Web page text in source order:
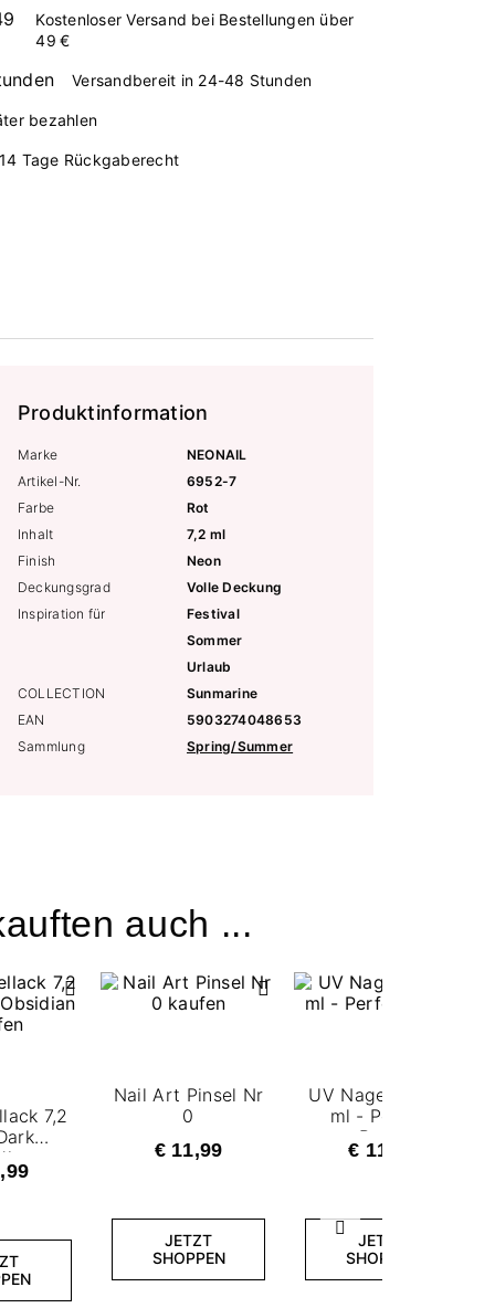
Kostenloser Versand bei Bestellungen über
49 €
Versandbereit in 24-48 Stunden
bezahlen
14 Tage Rückgaberecht
Produktinformation
Marke
NEONAIL
Artikel-Nr.
6952-7
Farbe
Rot
Inhalt
7,2 ml
Finish
Neon
Deckungsgrad
Volle Deckung
Inspiration für
Festival
Sommer
Urlaub
COLLECTION
Sunmarine
EAN
5903274048653
Sammlung
Spring/Summer
auch ...
Weiter
7,2
Nail Art Pinsel Nr
0
€ 11,99
JETZT
SHOPPEN
UV Nagellack 7,2
ml - Perfect
Berry
€ 11,99
JETZT
SHOPPEN